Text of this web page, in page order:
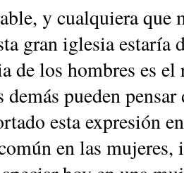
y cualquiera que
gran iglesia estaría
de los hombres es
pueden
esta expresión
en las